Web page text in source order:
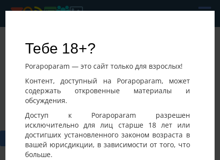
Тебе 18+?
Porapoparam — это сайт только для взрослых!
Контент, доступный на Porapoparam, может
содержать откровенные материалы и
обсуждения.
Доступ к Porapoparam разрешен
исключительно для лиц старше 18 лет или
достигших установленного законом возраста в
вашей юрисдикции, в зависимости от того, что
больше.
SexyPara
07-08-2026 18:48
Украина, Киев